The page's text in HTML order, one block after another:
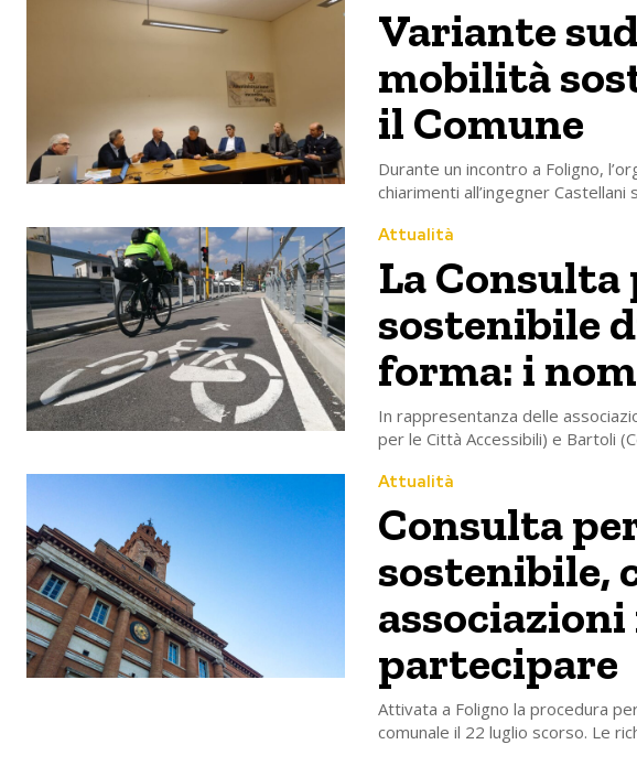
Variante
mobilità
il Comune
Durante un incontro a Foligno,
chiarimenti all’ingegner
Attualità
La
sostenibile
forma: i
In rappresentanza delle
per le Città Accessibili) e Bartoli
Attualità
Consulta
sostenibile,
partecipare
Attivata a Foligno la procedura
comunale il 22 luglio scorso. Le